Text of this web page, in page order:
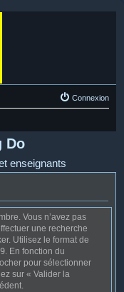
Connexion
Do
enseignants
Vous n’avez pas
une recherche
Utilisez le format de
. En fonction du
pour sélectionner
sur « Valider la